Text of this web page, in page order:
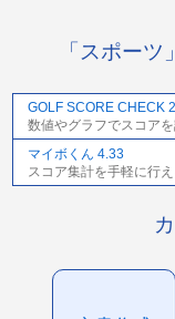
「スポー
GOLF SCORE CHECK
数値やグラフでスコア
マイボくん 4.33
スコア集計を手軽に行